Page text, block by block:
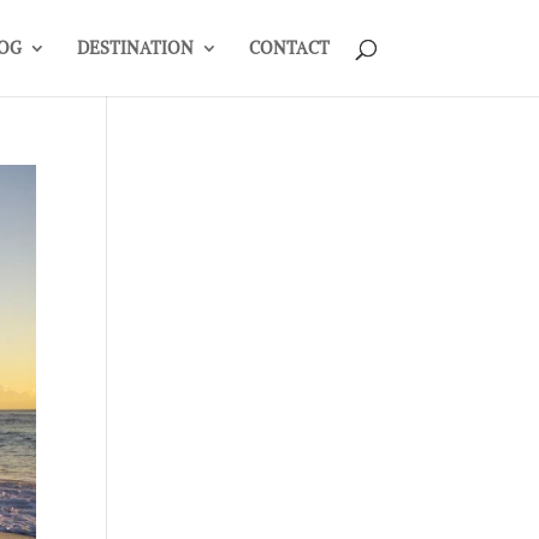
DESTINATION CONTACT